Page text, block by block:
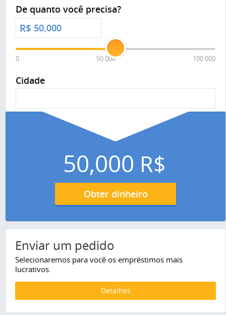
De quanto você precisa?
R$
0 50 000 100 000
Cidade
50,000 R$
Obter dinheiro
Enviar um pedido
Selecionaremos para você os empréstimos mais
lucrativos.
Detalhes